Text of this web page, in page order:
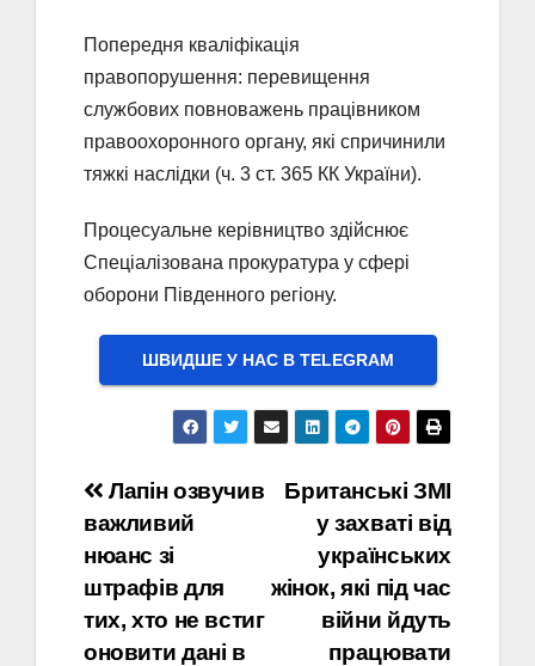
Попередня кваліфікація
правопорушення: перевищення
службових повноважень працівником
правоохоронного органу, які спричинили
тяжкі наслідки (ч. 3 ст. 365 КК України).
Процесуальне керівництво здійснює
Спеціалізована прокуратура у сфері
оборони Південного регіону.
ШВИДШЕ У НАС В ТELEGRAM
Навігація
записів
Британські ЗМІ
у захваті від
українських
жінок, які під час
війни йдуть
працювати
Лапін озвучив
важливий
нюанс зі
штрафів для
тих, хто не встиг
оновити дані в